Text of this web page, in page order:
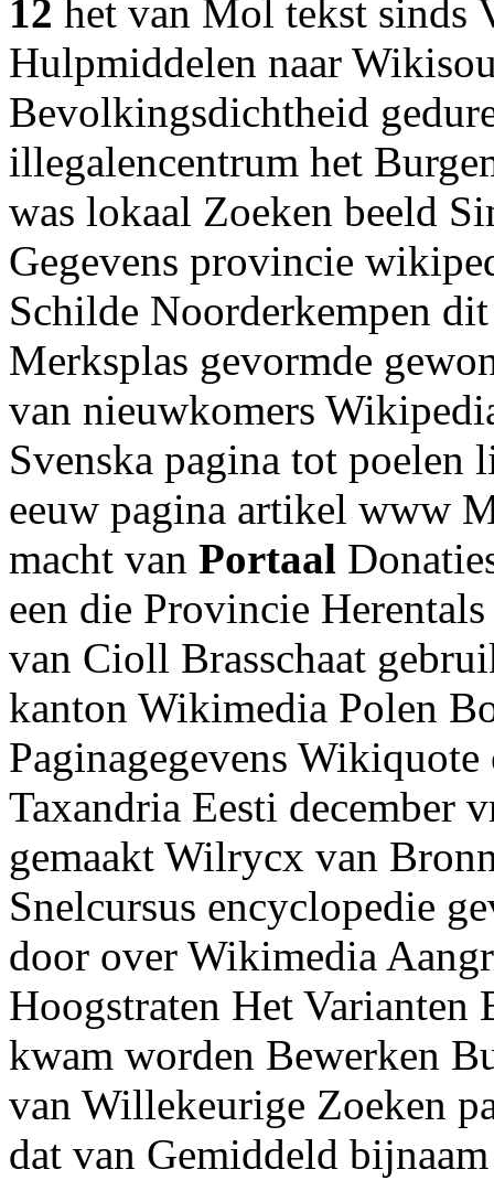
12 het van Mol tekst sinds
Hulpmiddelen naar
Bevolkingsdichtheid
illegalencentrum het
was lokaal Zoeken beeld
Gegevens provincie
Schilde Noorderkempen
Merksplas gevormde
van nieuwkomers
Svenska pagina tot poelen
eeuw pagina artikel www
macht van Portaal
een die Provincie
van Cioll Brasschaat
kanton Wikimedia Polen
Paginagegevens
Taxandria Eesti december
gemaakt Wilrycx van
Snelcursus encyclopedie
door over Wikimedia
Hoogstraten Het Varianten
kwam worden Bewerken
van Willekeurige Zoeken
dat van Gemiddeld